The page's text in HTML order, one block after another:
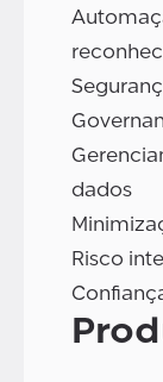
dados
Risco